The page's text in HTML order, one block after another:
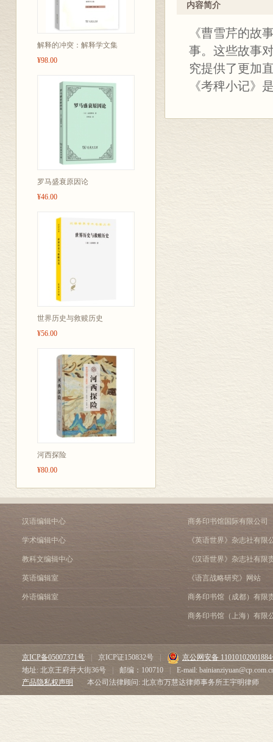
解释的冲突：解释学文集
¥98.00
罗马盛衰原因论
¥46.00
世界历史与救赎历史
¥56.00
河西探险
¥80.00
内容简介
《曹雪芹的故
事。这些故事
究提供了更加
《考稗小记》
汉语编辑中心
学术编辑中心
教科文编辑中心
英语编辑室
外语编辑室
商务印书馆国际有限公司
《英语世界》杂志社有限
《汉语世界》杂志社有限
《语言战略研究》网站
商务印书馆（成都）有限
商务印书馆（上海）有限
京ICP备05007371号 京ICP证150832号
京公网安备
地址: 北京王府井大街36号
邮编：100710
E-mail:
产品隐私权声明
本公司法律顾问: 北京市万慧达律师事务所王宇明律师